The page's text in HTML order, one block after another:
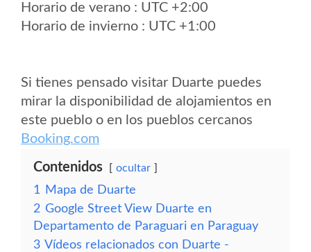
Horario de verano : UTC +2:00
Horario de invierno : UTC +1:00
Si tienes pensado visitar Duarte puedes
mirar la disponibilidad de alojamientos en
este pueblo o en los pueblos cercanos
Booking.com
Contenidos ocultar
1
Mapa de Duarte
2 Google Street View Duarte en
Departamento de Paraguari en Paraguay
3 Vídeos relacionados con Duarte -